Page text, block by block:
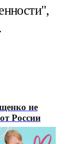
не
России